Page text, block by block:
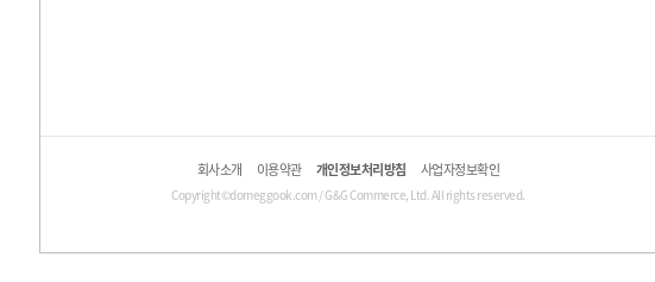
회사소개 이용약관 개인정보처리방침 사업자정보확인
Copyright©domeggook.com / G&G Commerce, Ltd. All rights reserved.